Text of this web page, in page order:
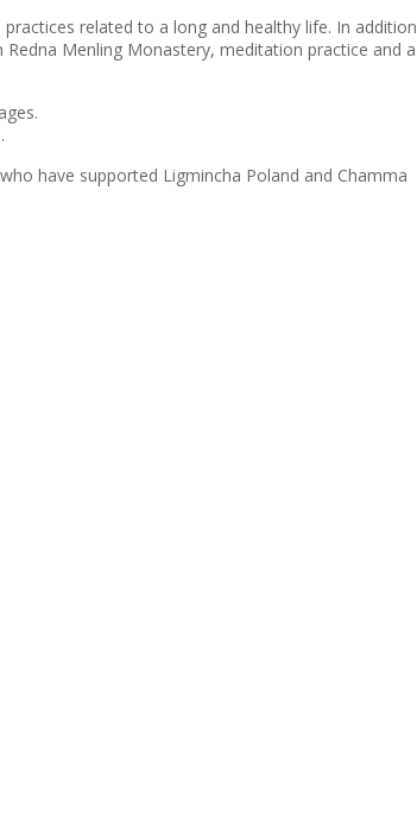
related to a long and healthy life. In addition
Menling Monastery, meditation practice and a
have supported Ligmincha Poland and Chamma